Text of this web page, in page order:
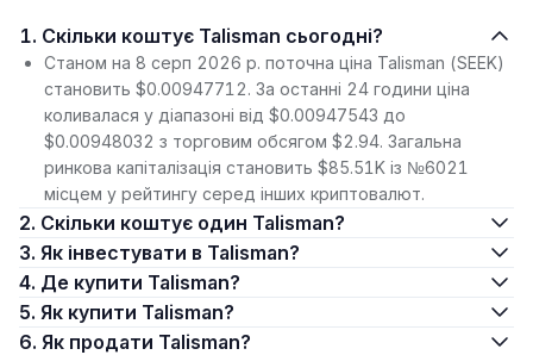
1. Скільки коштує Talisman сьогодні?
Станом на 8 серп 2026 р. поточна ціна Talisman (SEEK)
становить $0.00947712. За останні 24 години ціна
коливалася у діапазоні від $0.00947543 до
$0.00948032 з торговим обсягом $2.94. Загальна
ринкова капіталізація становить $85.51K із №6021
місцем у рейтингу серед інших криптовалют.
2. Скільки коштує один Talisman?
3. Як інвестувати в Talisman?
4. Де купити Talisman?
5. Як купити Talisman?
6. Як продати Talisman?